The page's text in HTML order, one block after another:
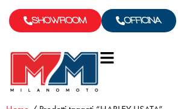
SHOWROOM OFFICINA